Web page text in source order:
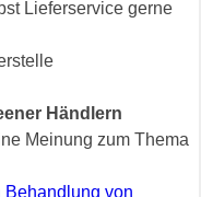
Lieferservice gerne
Händlern
Meinung zum Thema
Behandlung von